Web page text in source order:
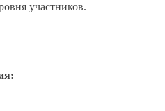
участников.